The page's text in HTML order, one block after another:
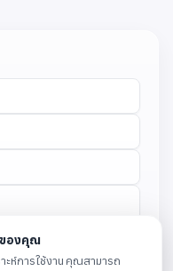
องคุณ
ะห์การใช้งาน คุณสามารถ